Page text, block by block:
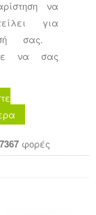
να
για
σας.
να σας
7367 φορές